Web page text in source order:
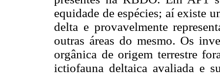
equidade de espécies; aí existe
delta e provavelmente
outras áreas do mesmo. Os
orgânica de origem terrestre
ictiofauna deltaica avaliada e